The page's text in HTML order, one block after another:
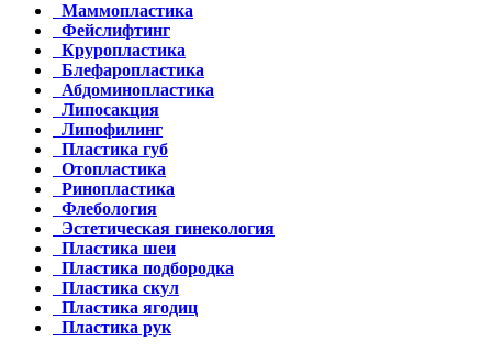
Маммопластика
Фейслифтинг
Круропластика
Блефаропластика
Абдоминопластика
Липосакция
Липофилинг
Пластика губ
Отопластика
Ринопластика
Флебология
Эстетическая гинекология
Пластика шеи
Пластика подбородка
Пластика скул
Пластика ягодиц
Пластика рук